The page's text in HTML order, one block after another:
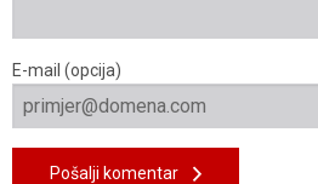
E-mail (opcija)
Pošalji komentar